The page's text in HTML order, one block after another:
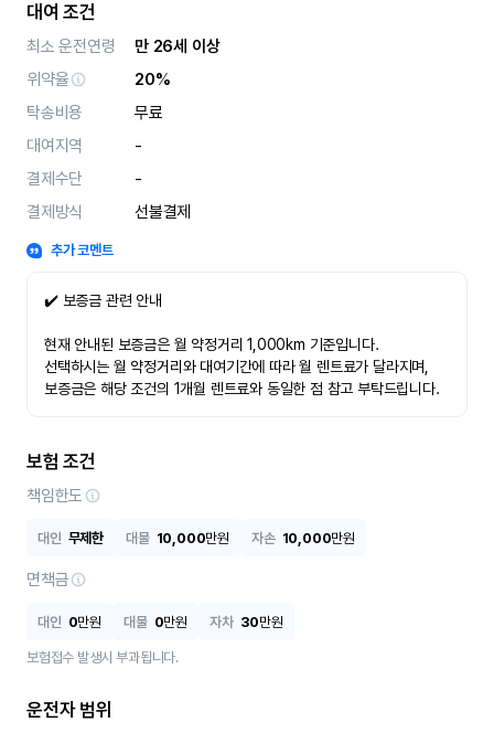
대여 조건
최소 운전연령
만 26세 이상
위약율
20%
탁송비용
무료
대여지역
-
결제수단
-
결제방식
선불결제
추가 코멘트
✔️ 보증금 관련 안내
현재 안내된 보증금은 월 약정거리 1,000km 기준입니다.
선택하시는 월 약정거리와 대여기간에 따라 월 렌트료가 달라지며,
보증금은 해당 조건의 1개월 렌트료와 동일한 점 참고 부탁드립니다.
보험 조건
책임한도
대인 무제한 대물 10,000만원 자손 10,000만원
면책금
대인 0만원 대물 0만원 자차 30만원
보험접수 발생시 부과됩니다.
운전자 범위